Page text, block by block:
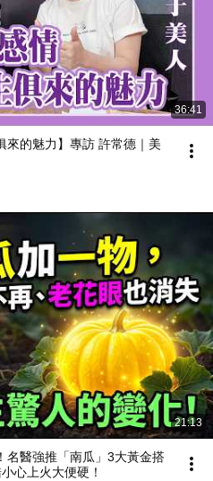
36:41
來的魅力】專訪 許常德｜美
21:13
名醫強推「南瓜」3大黃金搭
心上火大便硬！